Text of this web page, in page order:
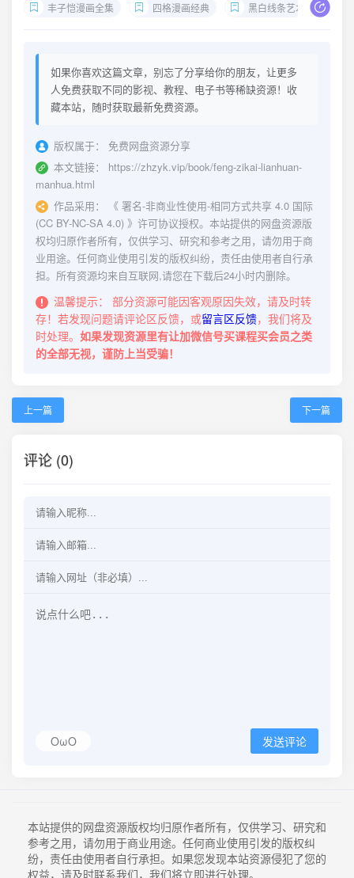
丰子恺漫画全集 四格漫画经典 黑白线条艺术
如果你喜欢这篇文章，别忘了分享给你的朋友，让更多
人免费获取不同的影视、教程、电子书等稀缺资源！收
藏本站，随时获取最新免费资源。
版权属于：
免费网盘资源分享
本文链接：
https://zhzyk.vip/book/feng-zikai-lianhuan-
manhua.html
作品采用：
《 署名-非商业性使用-相同方式共享 4.0 国际
(CC BY-NC-SA 4.0) 》许可协议授权。本站提供的网盘资源版
权均归原作者所有，仅供学习、研究和参考之用，请勿用于商
业用途。任何商业使用引发的版权纠纷，责任由使用者自行承
担。所有资源均来自互联网,请您在下载后24小时内删除。
温馨提示：
部分资源可能因客观原因失效，请及时转
存！若发现问题请评论区反馈，或留言区反馈，我们将及
时处理。 如果发现资源里有让加微信号买课程买会员之类
的全部无视，谨防上当受骗！
上一篇 下一篇
评论 (0)
OωO 发送评论
本站提供的网盘资源版权均归原作者所有，仅供学习、研究和
参考之用，请勿用于商业用途。任何商业使用引发的版权纠
纷，责任由使用者自行承担。如果您发现本站资源侵犯了您的
权益，请及时联系我们，我们将立即进行处理。